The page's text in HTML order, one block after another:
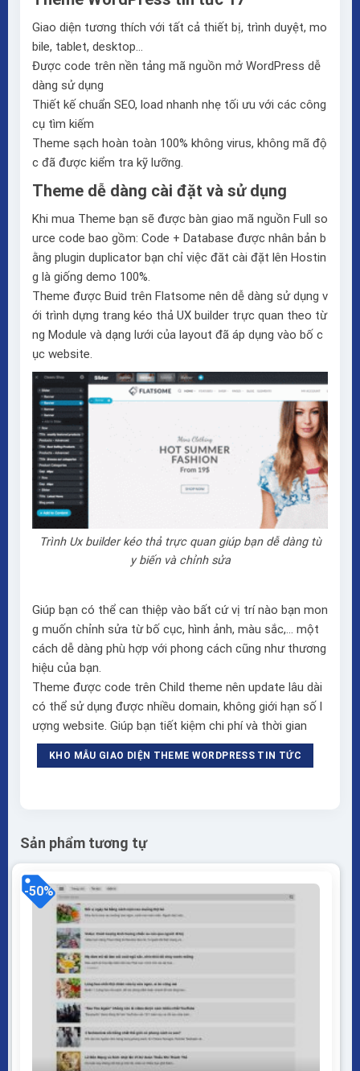
Giao diện tương thích với tất cả thiết bị, trình duyệt, mo
bile, tablet, desktop…
Được code trên nền tảng mã nguồn mở WordPress dễ
dàng sử dụng
Thiết kế chuẩn SEO, load nhanh nhẹ tối ưu với các công
cụ tìm kiếm
Theme sạch hoàn toàn 100% không virus, không mã độ
c đã được kiểm tra kỹ lưỡng.
Theme dễ dàng cài đặt và sử dụng
Khi mua Theme bạn sẽ được bàn giao mã nguồn Full so
urce code bao gồm: Code + Database được nhân bản b
ằng plugin duplicator bạn chỉ việc đăt cài đặt lên Hostin
g là giống demo 100%.
Theme được Buid trên Flatsome nên dễ dàng sử dụng v
ới trình dựng trang kéo thả UX builder trực quan theo từ
ng Module và dạng lưới của layout đã áp dụng vào bố c
ục website.
Trình Ux builder kéo thả trực quan giúp bạn dễ dàng tù
y biến và chỉnh sửa
Giúp bạn có thể can thiệp vào bất cứ vị trí nào bạn mon
g muốn chỉnh sửa từ bố cục, hình ảnh, màu sắc,… một
cách dễ dàng phù hợp với phong cách cũng như thương
hiệu của bạn.
Theme được code trên Child theme nên update lâu dài
có thể sử dụng được nhiều domain, không giới hạn số l
ượng website. Giúp bạn tiết kiệm chi phí và thời gian
KHO MẪU GIAO DIỆN THEME WORDPRESS TIN TỨC
Sản phẩm tương tự
-50%